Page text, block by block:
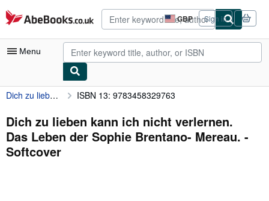
Skip to main content
AbeBooks.co.uk GBP
Site
shopping
preferences
Sign in
Menu
My Account
My Purchases
Advanced Search
Browse Collections
Dich zu lieben kann ich nicht verlernen. Das Leben der Sophie Brentano- Mereau. ISBN 13: 9783458329763
Dich zu lieben kann ich nicht verlernen.
Das Leben der Sophie Brentano- Mereau. -
Softcover